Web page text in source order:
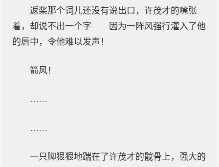
返桨那个词儿还没有说出口，许茂才的嘴张
着，却说不出一个字——因为一阵风强行灌入了他
的唇中，令他难以发声！
箭风！
……
……
一只脚狠狠地踹在了许茂才的髋骨上，强大的